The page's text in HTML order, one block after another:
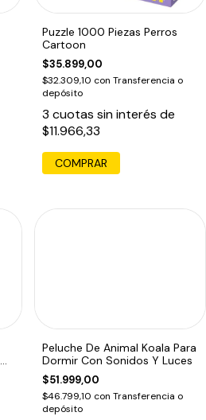
Puzzle 1000 Piezas Perros
Cartoon
$35.899,00
$32.309,10 con Transferencia o
depósito
3 cuotas sin interés de
$11.966,33
Peluche De Animal Koala Para
Dormir Con Sonidos Y Luces
$51.999,00
$46.799,10 con Transferencia o
depósito